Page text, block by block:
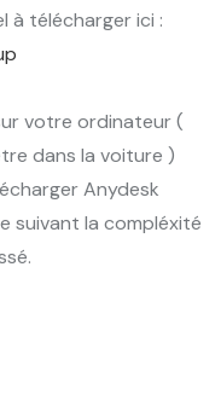
à télécharger ici :
votre ordinateur (
dans la voiture )
Anydesk
suivant la compléxité